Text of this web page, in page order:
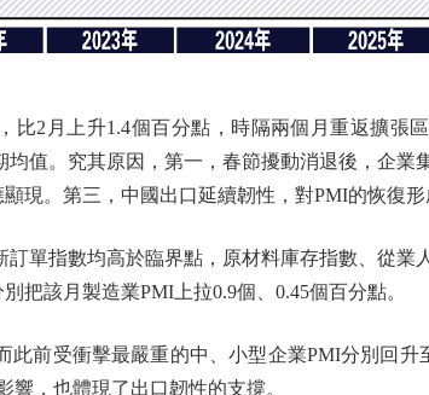
2月上升1.4個百分點，時隔兩個月重返擴張
值。究其原因，第一，春節擾動消退後，企業
現。第三，中國出口延續韌性，對PMI的恢復形
指數均高於臨界點，原材料庫存指數、從業
把該月製造業PMI上拉0.9個、0.45個百分點。
前受衝擊最嚴重的中、小型企業PMI分別回升
響，也體現了出口韌性的支撐。